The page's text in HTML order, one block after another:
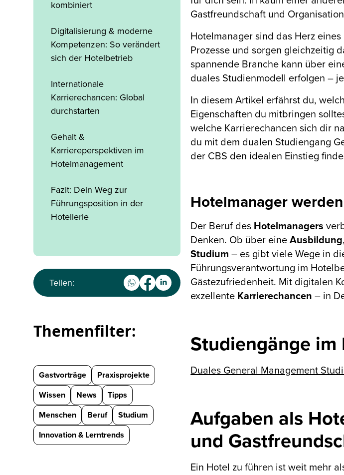
kombiniert
Digitalisierung & moderne
Kompetenzen: So verändert
sich der Hotelbetrieb
Internationale
Karrierechancen: Global
durchstarten
Gehalt &
Karriereperspektiven im
Hotelmanagement
Fazit: Dein Weg zur
Führungsposition in der
Hotellerie
Teilen:
Themenfilter:
Gastvorträge
Praxisprojekte
Wissen
News
Tipps
Menschen
Beruf
Studium
Innovation & Lerntrends
Gastfreundschaft und
Hotelmanager sind das Herz
Prozesse und sorgen gleichzeitig
spannende Branche kann über
duales Studienmodell erfolgen –
In diesem Artikel erfährst du,
Eigenschaften du mitbringen
welche Karrierechancen sich dir
du mit dem dualen Studiengang
der CBS den idealen Einstieg
Hotelmanager
Der Beruf des Hotelmanagers
Denken. Ob über eineAusbildung
Studium – es gibt viele Wege in
Führungsverantwortung im
Gästezufriedenheit. Mit digitalen
exzellente Karrierechancen – in
Studiengänge im
Duales General Management
Aufgaben als
und
Ein Hotel zu führen ist weit mehr